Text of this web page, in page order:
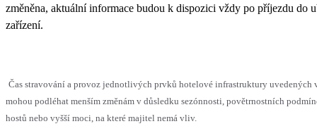
změněna, aktuální informace budou k dispozici vždy po příjezdu do
zařízení.
Čas stravování a provoz jednotlivých prvků hotelové infrastruktury uvedených
mohou podléhat menším změnám v důsledku sezónnosti, povětrnostních
hostů nebo vyšší moci, na které majitel nemá vliv.